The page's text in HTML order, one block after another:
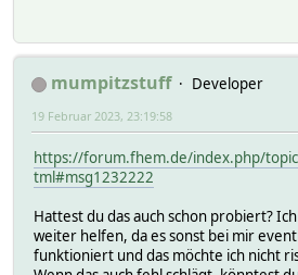
mumpitzstuff
Developer
19 Februar 2023, 23:19:58
https://forum.fhem.de/index.php/
tml#msg1232222
Hattest du das auch schon probiert?
weiter helfen, da es sonst bei mir
funktioniert und das möchte ich nicht